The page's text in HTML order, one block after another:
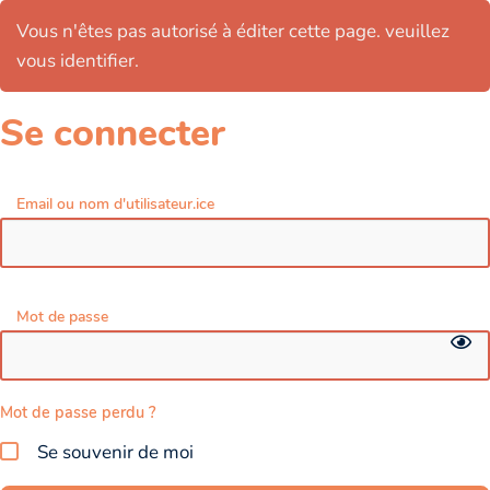
Vous n'êtes pas autorisé à éditer cette page. veuillez
vous identifier.
Se connecter
Email ou nom d'utilisateur.ice
Mot de passe
Mot de passe perdu ?
Se souvenir de moi